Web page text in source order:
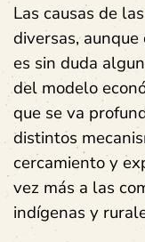
Las causas de
diversas,
es sin duda
del modelo
que se va
distintos
cercamiento y
vez más a las
indígenas y